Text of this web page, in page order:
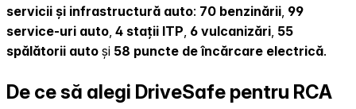
servicii și infrastructură auto: 70 benzinării 99
service-uri auto 4 stații ITP 6 vulcanizări 55
spălătorii auto și 58 puncte de încărcare electrică.
De ce să alegi DriveSafe pentru RCA